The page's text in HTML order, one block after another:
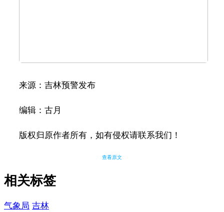
来源：吉林预警发布
编辑：古月
版权归原作者所有，如有侵权请联系我们！
查看原文
相关标签
气象局 吉林